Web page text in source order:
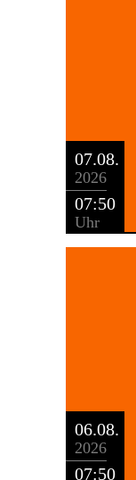
07.08.
2026
07:50
Uhr
06.08.
2026
07:50